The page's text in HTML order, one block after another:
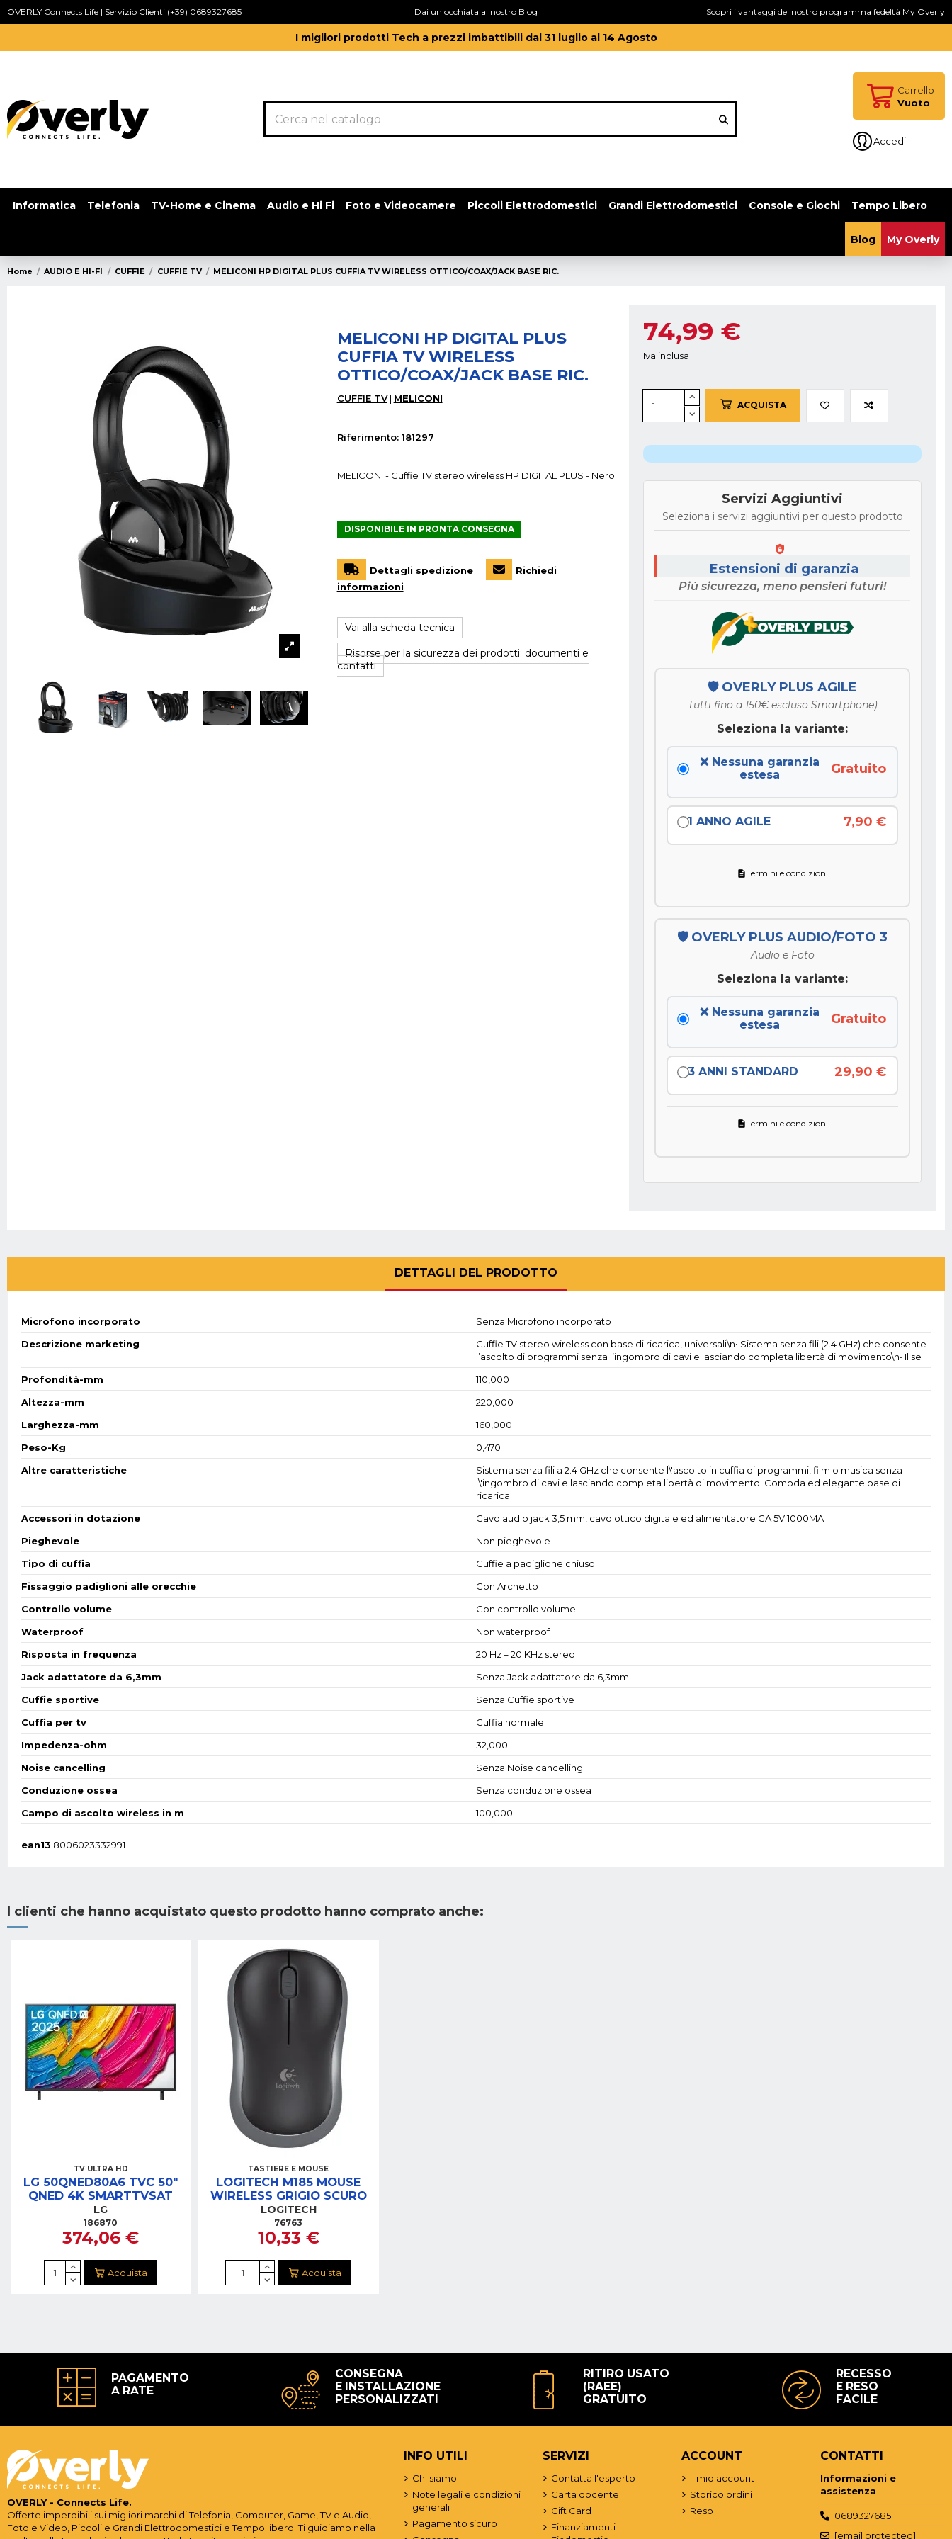
OVERLY Connects Life | Servizio Clienti (+39) 0689327685 Dai un'occhiata al nostro Blog Scopri i vantaggi del nostro programma fedeltà My Overly
I migliori prodotti Tech a prezzi imbattibili dal 31 luglio al 14 Agosto
Carrello
Vuoto
Accedi
Informatica Telefonia TV-Home e Cinema Audio e Hi Fi Foto e Videocamere Piccoli Elettrodomestici Grandi Elettrodomestici Console e Giochi Tempo Libero
My Overly
Blog
Home AUDIO E HI-FI CUFFIE CUFFIE TV MELICONI HP DIGITAL PLUS CUFFIA TV WIRELESS OTTICO/COAX/JACK BASE RIC.
MELICONI HP DIGITAL PLUS
CUFFIA TV WIRELESS
OTTICO/COAX/JACK BASE RIC.
CUFFIE TV MELICONI
Riferimento: 181297
MELICONI - Cuffie TV stereo wireless HP DIGITAL PLUS - Nero
DISPONIBILE IN PRONTA CONSEGNA
Dettagli spedizione
Richiedi
informazioni
Vai alla scheda tecnica
Risorse per la sicurezza dei prodotti: documenti e
contatti
74,99 €
Iva inclusa
ACQUISTA
Servizi Aggiuntivi
Seleziona i servizi aggiuntivi per questo prodotto
Estensioni di garanzia
Più sicurezza, meno pensieri futuri!
🛡️ OVERLY PLUS AGILE
Tutti fino a 150€ escluso Smartphone)
Seleziona la variante:
❌ Nessuna garanzia
estesa
Gratuito
1 ANNO AGILE 7,90 €
descriptionTermini e condizioni
🛡️ OVERLY PLUS AUDIO/FOTO 3
Audio e Foto
Seleziona la variante:
❌ Nessuna garanzia
estesa
Gratuito
3 ANNI STANDARD 29,90 €
descriptionTermini e condizioni
DETTAGLI DEL PRODOTTO
Microfono incorporato
Senza Microfono incorporato
Descrizione marketing
Cuffie TV stereo wireless con base di ricarica, universali\n• Sistema senza fili (2.4 GHz) che consente
l’ascolto di programmi senza l’ingombro di cavi e lasciando completa libertà di movimento\n• Il se
Profondità-mm
110,000
Altezza-mm
220,000
Larghezza-mm
160,000
Peso-Kg
0,470
Altre caratteristiche
Sistema senza fili a 2.4 GHz che consente l\'ascolto in cuffia di programmi, film o musica senza
l\'ingombro di cavi e lasciando completa libertà di movimento. Comoda ed elegante base di
ricarica
Accessori in dotazione
Cavo audio jack 3,5 mm, cavo ottico digitale ed alimentatore CA 5V 1000MA
Pieghevole
Non pieghevole
Tipo di cuffia
Cuffie a padiglione chiuso
Fissaggio padiglioni alle orecchie
Con Archetto
Controllo volume
Con controllo volume
Waterproof
Non waterproof
Risposta in frequenza
20 Hz – 20 KHz stereo
Jack adattatore da 6,3mm
Senza Jack adattatore da 6,3mm
Cuffie sportive
Senza Cuffie sportive
Cuffia per tv
Cuffia normale
Impedenza-ohm
32,000
Noise cancelling
Senza Noise cancelling
Conduzione ossea
Senza conduzione ossea
Campo di ascolto wireless in m
100,000
ean13 8006023332991
I clienti che hanno acquistato questo prodotto hanno comprato anche:
TV ULTRA HD
LG 50QNED80A6 TVC 50"
QNED 4K SMARTTVSAT
LG
186870
374,06 €
Acquista
TASTIERE E MOUSE
LOGITECH M185 MOUSE
WIRELESS GRIGIO SCURO
LOGITECH
76763
10,33 €
Acquista
PAGAMENTO
A RATE
CONSEGNA
E INSTALLAZIONE
PERSONALIZZATI
RITIRO USATO
(RAEE)
GRATUITO
RECESSO
E RESO
FACILE
OVERLY - Connects Life.
Offerte imperdibili sui migliori marchi di Telefonia, Computer, Game, TV e Audio,
Foto e Video, Piccoli e Grandi Elettrodomestici e Tempo libero. Ti guidiamo nella
INFO UTILI
Chi siamo
Note legali e condizioni
generali
Pagamento sicuro
SERVIZI
Contatta l'esperto
Carta docente
Gift Card
Finanziamenti
ACCOUNT
Il mio account
Storico ordini
Reso
CONTATTI
Informazioni e
assistenza
0689327685
[email protected]